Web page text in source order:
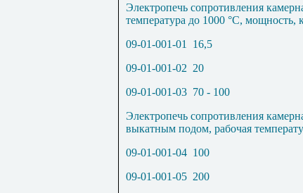
Электропечь сопротивления
температура до 1000 °С, мощность,
09-01-001-01
16,5
09-01-001-02 20
09-01-001-03 70 - 100
Электропечь сопротивления
выкатным подом, рабочая
09-01-001-04 100
09-01-001-05 200